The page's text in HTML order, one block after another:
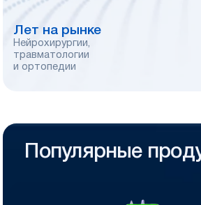
Лет на рынке
Нейрохирургии,
травматологии
и ортопедии
Популярные